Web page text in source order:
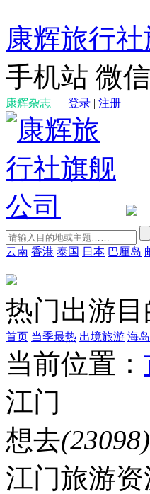
康辉旅行
手机站 微
康辉杂志 登录 | 注册
云南 香港 泰国 日本 巴厘岛
热门出游
首页 当季最热 出境旅游 海
当前位置：
江门
想去(23098)
江门旅游